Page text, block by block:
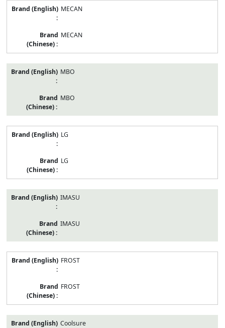
MECAN
MECAN
MBO
MBO
LG
LG
IMASU
IMASU
FROST
FROST
Coolsure